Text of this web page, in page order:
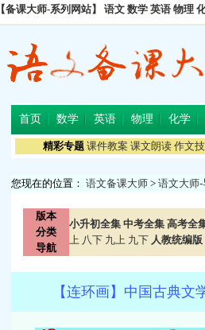
【备课大师-系列网站】 语文 数学 英语 物理
首页 数学 英语 物理 化学
精彩专题 课件教案 课文朗读 作文
您现在的位置： 语文备课大师 > 语文大师-
版本
分类
导航
小升初全集 中考全集 高考全
上 八下 九上 九下 人教统编版
【连环画】中国古典文